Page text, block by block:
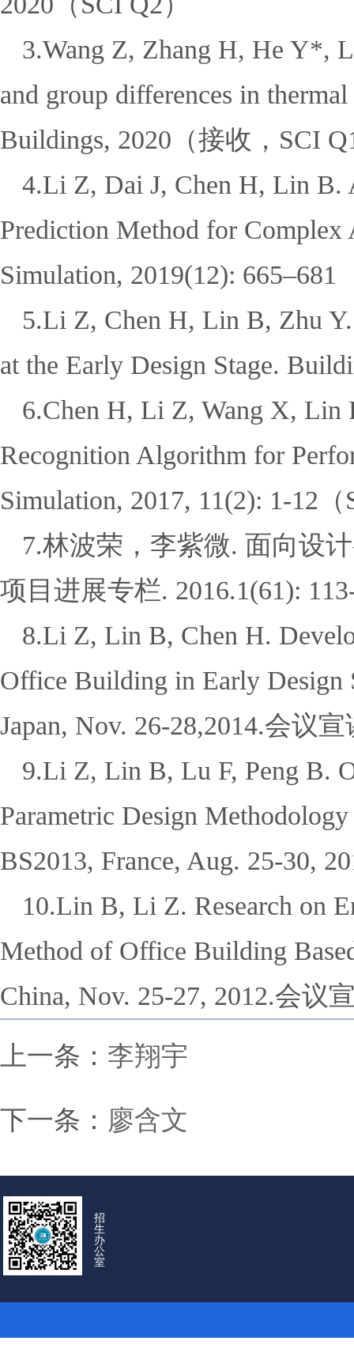
3.Wang Z, Zhang H, He Y*,
and group differences in
Buildings, 2020 （接收， SCI
4.Li Z, Dai J, Chen H, Lin B.
Prediction Method for
Simulation, 2019(12): 665–681
5.Li Z, Chen H, Lin B, Zhu
at the Early Design Stage.
6.Chen H, Li Z, Wang X, Lin
Recognition Algorithm for
Simulation, 2017, 11(2): 1-12 （
7.林波荣，李紫微. 面向设
项目进展专栏. 2016.1(61):
8.Li Z, Lin B, Chen H.
Office Building in Early Design
Japan, Nov. 26-28,2014.会议宣
9.Li Z, Lin B, Lu F, Peng B.
Parametric Design
BS2013, France, Aug. 25-30,
10.Lin B, Li Z. Research on
Method of Office Building
China, Nov. 25-27, 2012.会议
上一条： 李翔宇
下一条： 廖含文
招
生
办
公
室